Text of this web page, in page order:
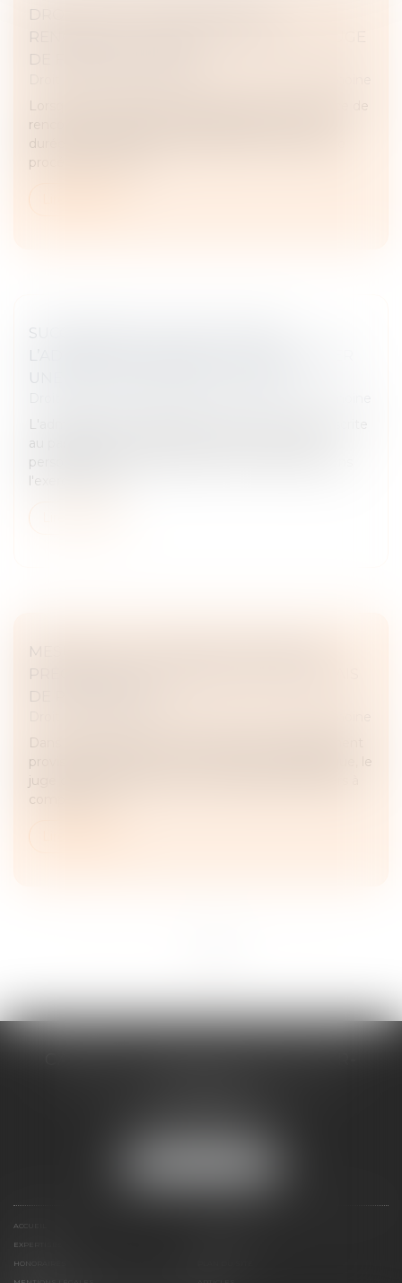
DROIT DE VISITE EN ESPACE DE
RENCONTRE : L’OBLIGATION POUR LE JUGE
DE FIXER UNE DURÉE
Lorsqu'un droit de visite est exercé dans un espace de
rencontre, le juge doit impérativement en fixer la
durée, conformément à l'article 1180-5 du Code de
procédure civile. L'a...
SUCCESSION ET QUASI-USUFRUIT :
L’ADMINISTRATION PEUT-ELLE RECTIFIER
UNE DETTE DÉCLARÉE AU PASSIF ?
L'administration fiscale peut écarter une dette inscrite
au passif d’une succession si celle-ci n'a pas été
personnellement constatée par l'officier public dans
l'exercice de se...
MESURE DE PLACEMENT PROVISOIRE :
PRÉCISION SUR LE DÉCOMPTE DES DÉLAIS
DE PROCÉDURE !
Dans le cadre d’une mesure d’urgence de placement
provisoire à l’initiative du Procureur de la République, le
juge des enfants doit, dans un délai de quinze jours à
compter de s...
ACCUEIL
EXPERTISES
HONORAIRES